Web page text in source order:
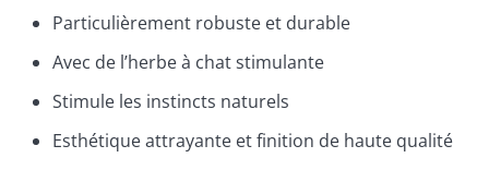
Particulièrement robuste et durable
Avec de l’herbe à chat stimulante
Stimule les instincts naturels
Esthétique attrayante et finition de haute qualité